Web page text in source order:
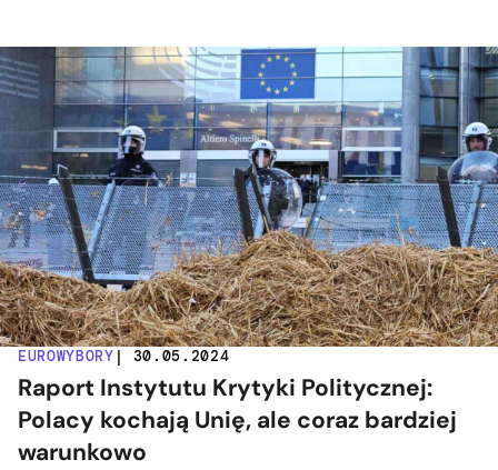
EUROWYBORY | 30.05.2024
Raport Instytutu Krytyki Politycznej:
Polacy kochają Unię, ale coraz bardziej
warunkowo